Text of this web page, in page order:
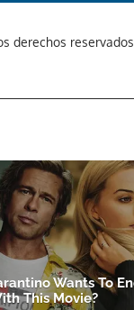
derechos reservados